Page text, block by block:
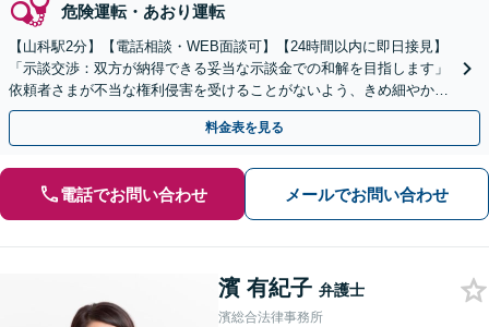
危険運転・あおり運転
【山科駅2分】【電話相談・WEB面談可】【24時間以内に即日接見】
「示談交渉：双方が納得できる妥当な示談金での和解を目指します」
依頼者さまが不当な権利侵害を受けることがないよう、きめ細やかに
サポート！在宅事件でも、できるだけ早いご相談を
料金表を見る
電話でお問い合わせ メールでお問い合わせ
濱 有紀子 弁護士
濱総合法律事務所